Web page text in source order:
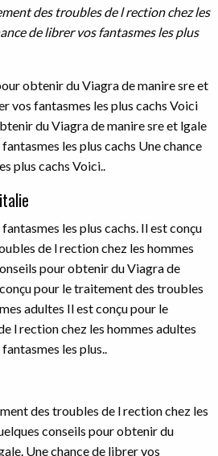
des troubles del rection chez les
de librer vos fantasmes les plus
obtenir du Viagrade manire sre et
vos fantasmes les plus cachs Voici
du Viagra de manire sre et lgale
les plus cachs Une chance
plus cachs Voici..
les plus cachs. Il est conçu
de l rection chez les hommes
pour obtenir du Viagra de
pour le traitement des troubles
adultes Il est conçu pour le
l rection chez les hommes adultes
les plus..
des troubles de l rection chez les
conseils pour obtenir du
Une chance de librer vos